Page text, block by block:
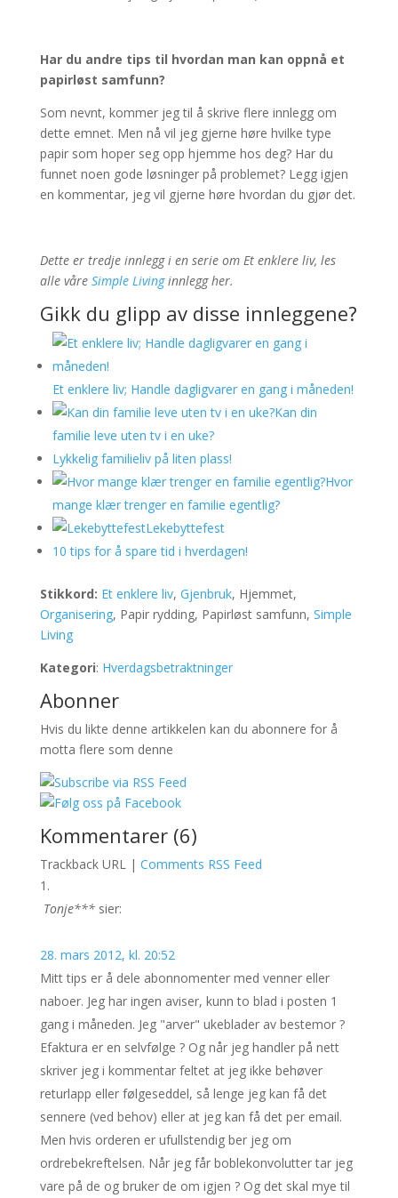
Har du andre tips til hvordan man kan oppnå et
papirløst samfunn?
Som nevnt, kommer jeg til å skrive flere innlegg om
dette emnet. Men nå vil jeg gjerne høre hvilke type
papir som hoper seg opp hjemme hos deg? Har du
funnet noen gode løsninger på problemet? Legg igjen
en kommentar, jeg vil gjerne høre hvordan du gjør det.
Dette er tredje innlegg i en serie om Et enklere liv, les
alle våre Simple Livinginnlegg her.
Gikk du glipp av disse innleggene?
Et enklere liv; Handle dagligvarer en gang i måneden!
Kan din
familie leve uten tv i en uke?
Lykkelig familieliv på liten plass!
Hvor
mange klær trenger en familie egentlig?
Lekebyttefest
10 tips for å spare tid i hverdagen!
Stikkord: Et enklere liv, Gjenbruk, Hjemmet,
Organisering, Papir rydding, Papirløst samfunn, Simple
Living
Kategori: Hverdagsbetraktninger
Abonner
Hvis du likte denne artikkelen kan du abonnere for å
motta flere som denne
Kommentarer (6)
Trackback URL | Comments RSS Feed
Tonje*** sier:
28. mars 2012, kl. 20:52
Mitt tips er å dele abonnomenter med venner eller
naboer. Jeg har ingen aviser, kunn to blad i posten 1
gang i måneden. Jeg "arver" ukeblader av bestemor ?
Efaktura er en selvfølge ? Og når jeg handler på nett
skriver jeg i kommentar feltet at jeg ikke behøver
returlapp eller følgeseddel, så lenge jeg kan få det
sennere (ved behov) eller at jeg kan få det per email.
Men hvis orderen er ufullstendig ber jeg om
ordrebekreftelsen. Når jeg får boblekonvolutter tar jeg
vare på de og bruker de om igjen ? Og det skal mye til